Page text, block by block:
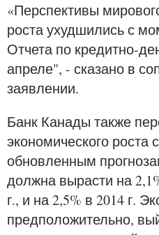
«Перспективы
роста ухудшились с
Отчета по кредитно-
апреле", - сказано в
заявлении.
Банк Канады также
экономического роста
обновленным
должна вырасти на
г., и на 2,5% в 2014 г.
предположительно,